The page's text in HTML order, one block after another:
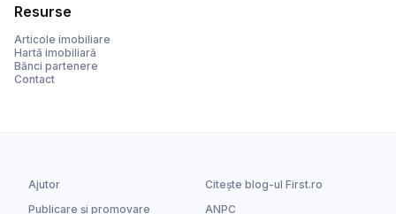
Resurse
Articole imobiliare
Hartă imobiliară
Bănci partenere
Contact
Ajutor
Citește blog-ul First.ro
Publicare și promovare
ANPC